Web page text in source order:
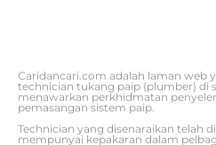
Caridancari.com adalah laman web
technician tukang paip (plumber) di
menawarkan perkhidmatan
pemasangan sistem paip.
Technician yang disenaraikan telah
mempunyai kepakaran dalam